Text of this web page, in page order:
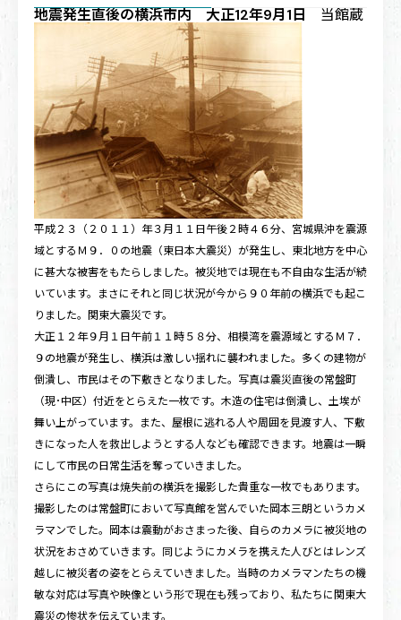
地震発生直後の横浜市内 大正12年9月1日 当館蔵
平成２３（２０１１）年３月１１日午後２時４６分、宮城県沖を震源
域とするＭ９．０の地震（東日本大震災）が発生し、東北地方を中心
に甚大な被害をもたらしました。被災地では現在も不自由な生活が続
いています。まさにそれと同じ状況が今から９０年前の横浜でも起こ
りました。関東大震災です。
大正１２年９月１日午前１１時５８分、相模湾を震源域とするＭ７．
９の地震が発生し、横浜は激しい揺れに襲われました。多くの建物が
倒潰し、市民はその下敷きとなりました。写真は震災直後の常盤町
（現･中区）付近をとらえた一枚です。木造の住宅は倒潰し、土埃が
舞い上がっています。また、屋根に逃れる人や周囲を見渡す人、下敷
きになった人を救出しようとする人なども確認できます。地震は一瞬
にして市民の日常生活を奪っていきました。
さらにこの写真は焼失前の横浜を撮影した貴重な一枚でもあります。
撮影したのは常盤町において写真館を営んでいた岡本三朗というカメ
ラマンでした。岡本は震動がおさまった後、自らのカメラに被災地の
状況をおさめていきます。同じようにカメラを携えた人びとはレンズ
越しに被災者の姿をとらえていきました。当時のカメラマンたちの機
敏な対応は写真や映像という形で現在も残っており、私たちに関東大
震災の惨状を伝えています。